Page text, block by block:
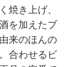
焼き上げ、
を加えたブ
来のほんの
合わせるビ